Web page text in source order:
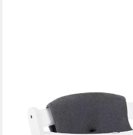
Hochstuhl Alpha Plus - White,
Kinderhochstuhl mit Gurt,